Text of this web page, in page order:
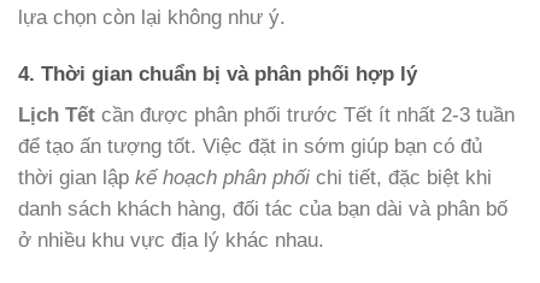
lựa chọn còn lại không như ý.
4. Thời gian chuẩn bị và phân phối hợp lý
Lịch Tết cần được phân phối trước Tết ít nhất 2-3 tuần
để tạo ấn tượng tốt. Việc đặt in sớm giúp bạn có đủ
thời gian lập kế hoạch phân phối chi tiết, đặc biệt khi
danh sách khách hàng, đối tác của bạn dài và phân bố
ở nhiều khu vực địa lý khác nhau.